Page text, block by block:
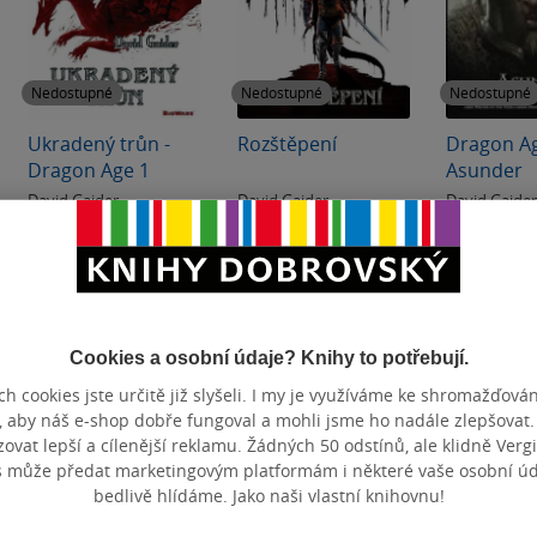
Nedostupné
Ukradený trůn -
Dragon Age 1
David Gaider
kniha
Nedostupné
Rozštěpení
David Gaider
5
hvězdiček
měkká vazba
Nedostupné
Dragon
Asunder
David Gaider
5
hvězdiček
měkká
Cookies a osobní údaje? Knihy to potřebují.
cookies jste určitě již slyšeli. I my je využíváme ke
aby náš e-shop dobře fungoval a mohli jsme ho nadále zlepšovat.
lepší a cílenější reklamu. Žádných 50 odstínů, ale klidně
může předat marketingovým platformám i některé vaše osobní
bedlivě hlídáme. Jako naši vlastní knihovnu!